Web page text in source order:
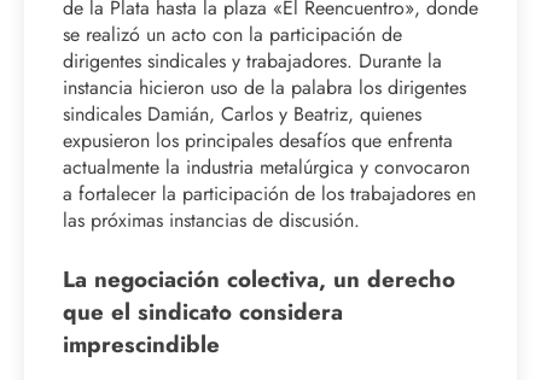
de la Plata hasta la plaza «El Reencuentro», donde
se realizó un acto con la participación de
dirigentes sindicales y trabajadores. Durante la
instancia hicieron uso de la palabra los dirigentes
sindicales Damián, Carlos y Beatriz, quienes
expusieron los principales desafíos que enfrenta
actualmente la industria metalúrgica y convocaron
a fortalecer la participación de los trabajadores en
las próximas instancias de discusión.
La negociación colectiva, un derecho
que el sindicato considera
imprescindible